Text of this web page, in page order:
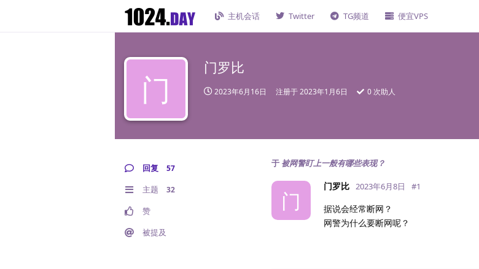
主机会话 Twitter TG频道 便宜VPS
门
门罗比
2023年6月16日 注册于2023年1月6日 0 次助人
回复 57
主题 32
赞
被提及
于 被网警盯上一般有哪些表现？
门
门罗比 2023年6月8日 #1
据说会经常断网？
网警为什么要断网呢？